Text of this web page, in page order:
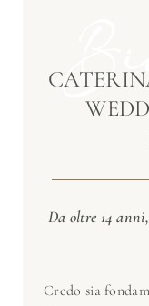
Da oltre 14
Credo sia